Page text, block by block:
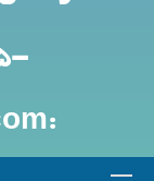
-88618425
:Info@citygenn.com